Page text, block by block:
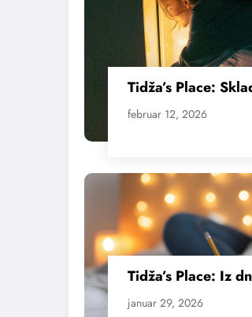
Tidža’s Place:
februar 12, 2026
Tidža’s Place: Iz
januar 29, 2026